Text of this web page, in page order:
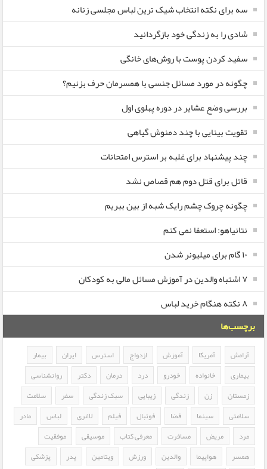
سه برای نکته انتخاب شیک ترین لباس مجلسی زنانه
شادی را به زندگی خود بازگردانید
سفید کردن پوست با روش‌های خانگی
چگونه در مورد مسائل جنسی با همسرمان حرف بزنیم؟
بررسی وضع عشایر در دوره پهلوی اول
تقویت بینایی با چند دمنوش گیاهی
چند پیشنهاد برای غلبه بر استرس امتحانات
قاتل برای قتل دوم هم قصاص نشد
چگونه چروک چشم رایک شبه از بین ببریم
نتانیاهو: استعفا نمی کنم
۱۰ گام برای میلیونر شدن
۷ اشتباه والدین در آموزش مسائل مالی به کودکان
۸ نکته هنگام خرید لباس
برچسب‌ها
آرامش آمریکا آموزش ازدواج استرس ایران
بیمار
بیماری
خانواده خودرو درد درمان دکتر
روانشناسی
زمستان
زن زندگی زیبایی سبک زندگی سفر
سلامت
سلامتی
سینما فضا فوتبال فیلم لاغری لباس
مادر
مرد
مریض مسافرت معرفی کتاب موسیقی
موفقیت
همسر
هواپیما والدین ورزش ویتامین پدر
پزشکی